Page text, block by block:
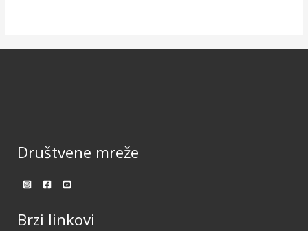
Društvene mreže
Brzi linkovi